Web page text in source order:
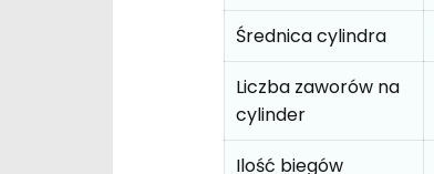
Średnica cylindra
Liczba zaworów na
cylinder
Ilość biegów